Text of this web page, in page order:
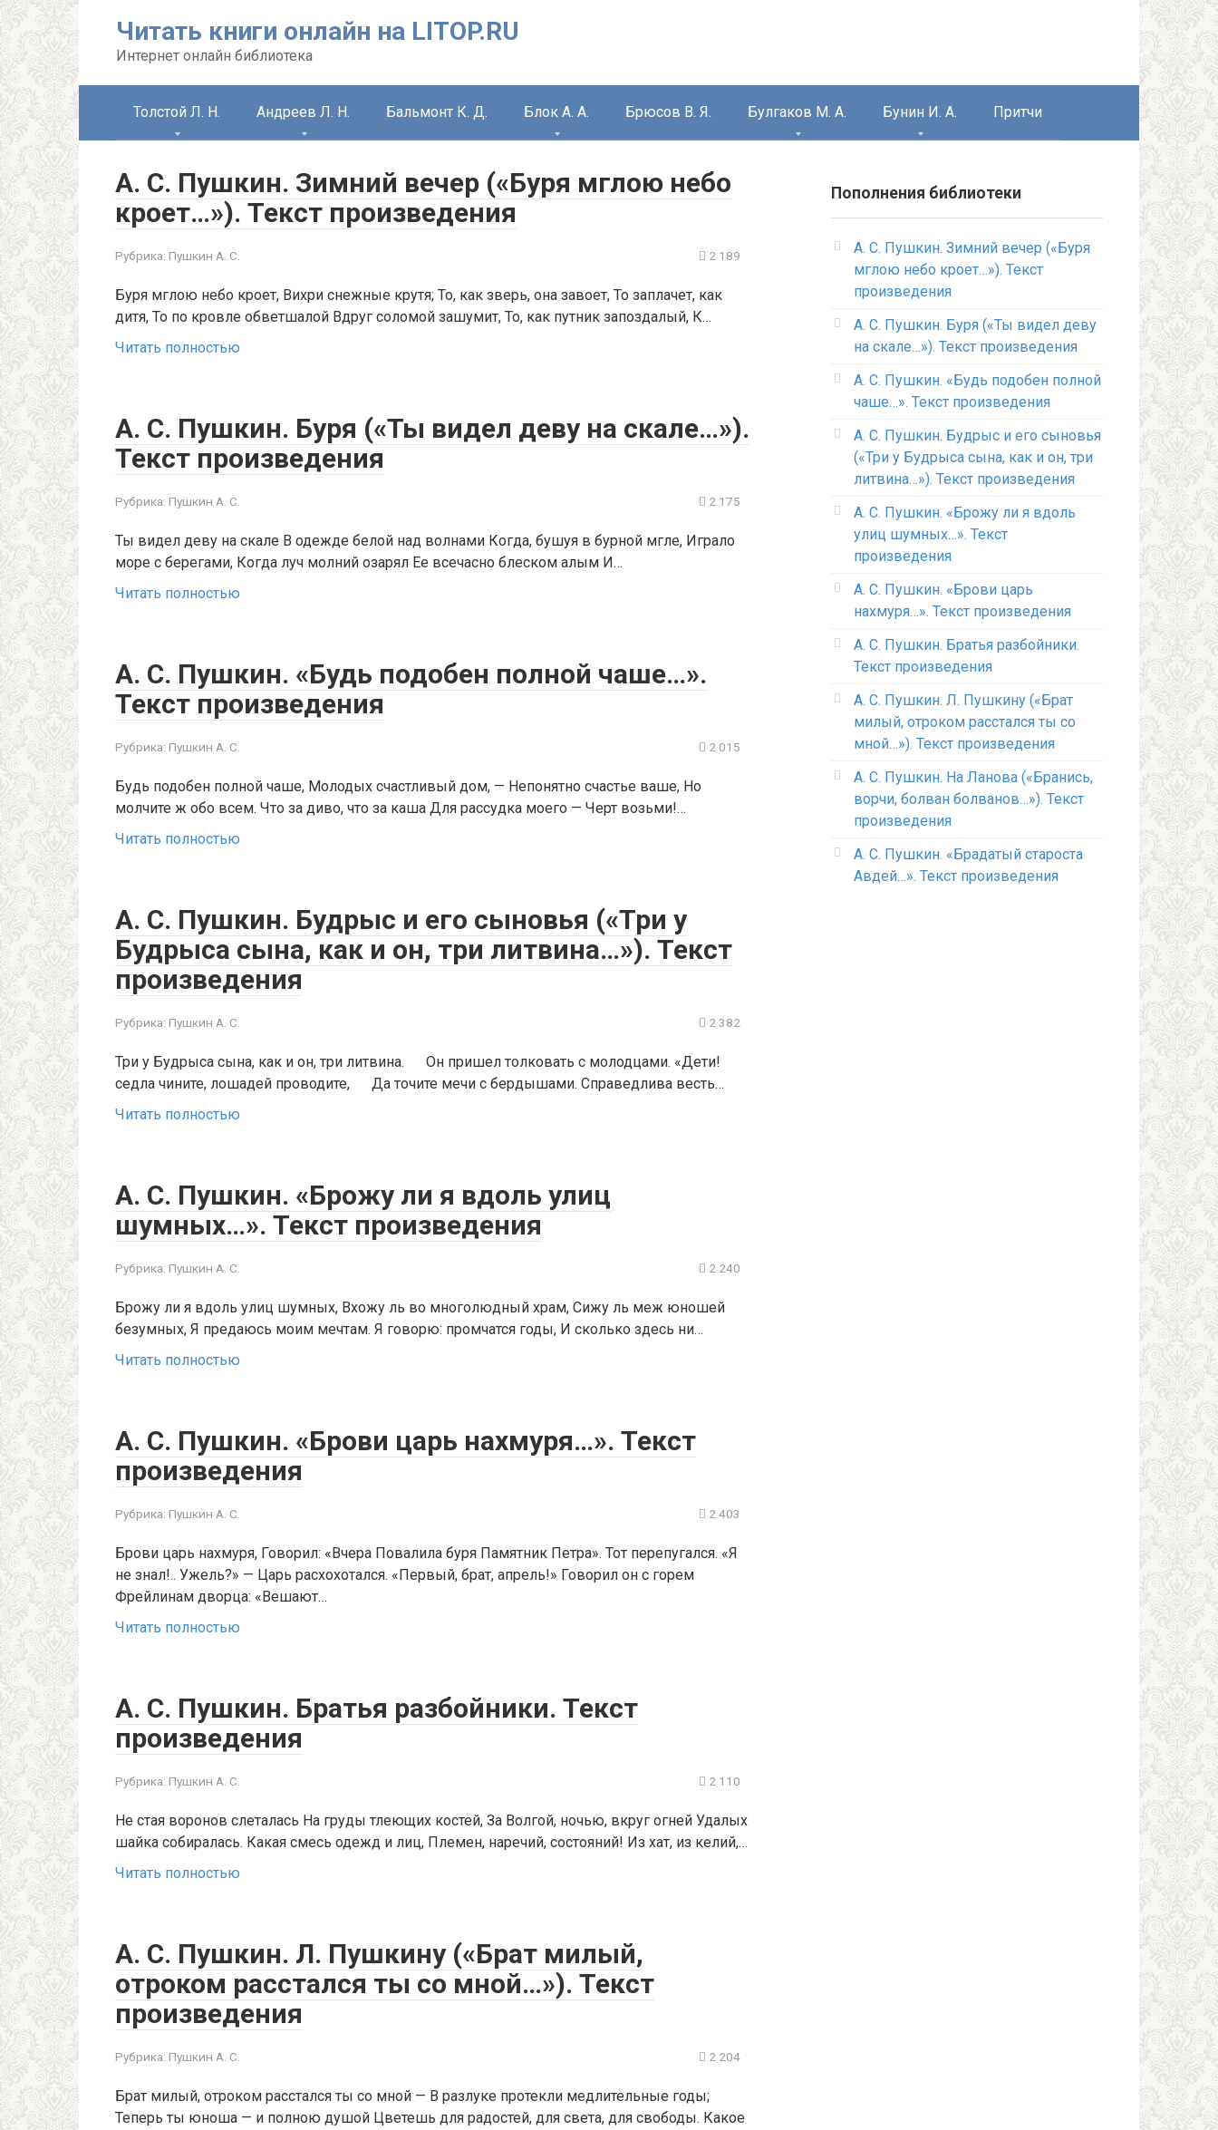
Читать книги онлайн на LITOP.RU
Интернет онлайн библиотека
Толстой Л. Н. Андреев Л. Н. Бальмонт К. Д. Блок А. А. Брюсов В. Я. Булгаков М. А. Бунин И. А. Притчи
А. С. Пушкин. Зимний вечер («Буря мглою небо
кроет…»). Текст произведения
Рубрика: Пушкин А. С. 2 189
Буря мглою небо кроет, Вихри снежные крутя; То, как зверь, она завоет, То заплачет, как
дитя, То по кровле обветшалой Вдруг соломой зашумит, То, как путник запоздалый, К…
Читать полностью
А. С. Пушкин. Буря («Ты видел деву на скале…»).
Текст произведения
Рубрика: Пушкин А. С. 2 175
Ты видел деву на скале В одежде белой над волнами Когда, бушуя в бурной мгле, Играло
море с берегами, Когда луч молний озарял Ее всечасно блеском алым И…
Читать полностью
А. С. Пушкин. «Будь подобен полной чаше…».
Текст произведения
Рубрика: Пушкин А. С. 2 015
Будь подобен полной чаше, Молодых счастливый дом, — Непонятно счастье ваше, Но
молчите ж обо всем. Что за диво, что за каша Для рассудка моего — Черт возьми!…
Читать полностью
А. С. Пушкин. Будрыс и его сыновья («Три у
Будрыса сына, как и он, три литвина…»). Текст
произведения
Рубрика: Пушкин А. С. 2 382
Три у Будрыса сына, как и он, три литвина. Он пришел толковать с молодцами. «Дети!
седла чините, лошадей проводите, Да точите мечи с бердышами. Справедлива весть…
Читать полностью
А. С. Пушкин. «Брожу ли я вдоль улиц
шумных…». Текст произведения
Рубрика: Пушкин А. С. 2 240
Брожу ли я вдоль улиц шумных, Вхожу ль во многолюдный храм, Сижу ль меж юношей
безумных, Я предаюсь моим мечтам. Я говорю: промчатся годы, И сколько здесь ни…
Читать полностью
А. С. Пушкин. «Брови царь нахмуря…». Текст
произведения
Рубрика: Пушкин А. С. 2 403
Брови царь нахмуря, Говорил: «Вчера Повалила буря Памятник Петра». Тот перепугался. «Я
не знал!.. Ужель?» — Царь расхохотался. «Первый, брат, апрель!» Говорил он с горем
Фрейлинам дворца: «Вешают…
Читать полностью
А. С. Пушкин. Братья разбойники. Текст
произведения
Рубрика: Пушкин А. С. 2 110
Не стая воронов слеталась На груды тлеющих костей, За Волгой, ночью, вкруг огней Удалых
шайка собиралась. Какая смесь одежд и лиц, Племен, наречий, состояний! Из хат, из келий,…
Читать полностью
А. С. Пушкин. Л. Пушкину («Брат милый,
отроком расстался ты со мной…»). Текст
произведения
Рубрика: Пушкин А. С. 2 204
Брат милый, отроком расстался ты со мной — В разлуке протекли медлительные годы;
Теперь ты юноша — и полною душой Цветешь для радостей, для света, для свободы. Какое
Пополнения библиотеки
А. С. Пушкин. Зимний вечер («Буря
мглою небо кроет…»). Текст
произведения
А. С. Пушкин. Буря («Ты видел деву
на скале…»). Текст произведения
А. С. Пушкин. «Будь подобен полной
чаше…». Текст произведения
А. С. Пушкин. Будрыс и его сыновья
(«Три у Будрыса сына, как и он, три
литвина…»). Текст произведения
А. С. Пушкин. «Брожу ли я вдоль
улиц шумных…». Текст
произведения
А. С. Пушкин. «Брови царь
нахмуря…». Текст произведения
А. С. Пушкин. Братья разбойники.
Текст произведения
А. С. Пушкин. Л. Пушкину («Брат
милый, отроком расстался ты со
мной…»). Текст произведения
А. С. Пушкин. На Ланова («Бранись,
ворчи, болван болванов…»). Текст
произведения
А. С. Пушкин. «Брадатый староста
Авдей…». Текст произведения